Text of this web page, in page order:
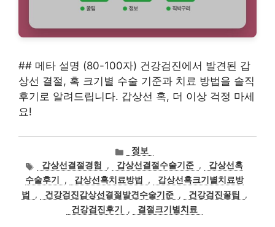
## 메타 설명 (80-100자) 건강검진에서 발견된 갑
상선 결절, 혹 크기별 수술 기준과 치료 방법을 솔직
후기로 알려드립니다. 갑상선 혹, 더 이상 걱정 마세
요!
카
테
고
리
정보
태
그
갑상선결절경험 , 갑상선결절수술기준 ,
갑상선혹
수술후기
, 갑상선혹치료방법 ,
갑상선혹크기별치료방
법
, 건강검진갑상선결절발견수술기준 , 건강검진꿀팁
,
건강검진후기
, 결절크기별치료